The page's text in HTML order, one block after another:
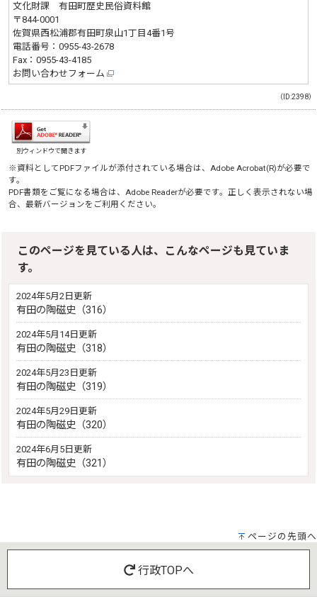
文化財課 有田町歴史民俗資料館
〒844-0001
佐賀県西松浦郡有田町泉山1丁目4番1号
電話番号：0955-43-2678
Fax：0955-43-4185
お問い合わせフォーム
（ID:2398）
別ウィンドウで開きます
※資料としてPDFファイルが添付されている場合は、Adobe Acrobat(R)が必要で
す。
PDF書類をご覧になる場合は、Adobe Readerが必要です。正しく表示されない場
合、最新バージョンをご利用ください。
このページを見ている人は、こんなページも見ていま
す。
2024年5月2日更新
有田の陶磁史（316）
2024年5月14日更新
有田の陶磁史（318）
2024年5月23日更新
有田の陶磁史（319）
2024年5月29日更新
有田の陶磁史（320）
2024年6月5日更新
有田の陶磁史（321）
ページの先頭へ
行政TOPへ